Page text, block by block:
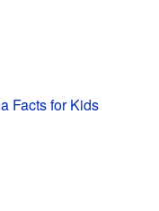
Facts for Kids